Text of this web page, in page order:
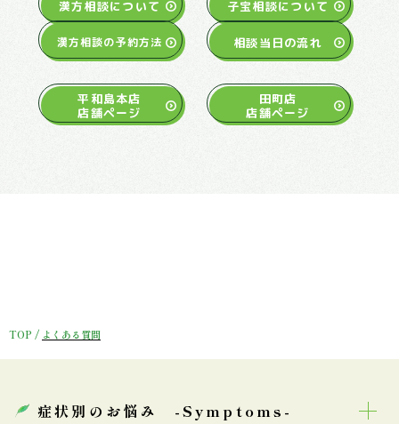
漢方相談について 子宝相談について
漢方相談の予約方法 相談当日の流れ
平和島本店
店舗ページ
田町店
店舗ページ
TOP / よくある質問
症状別のお悩み -Symptoms-